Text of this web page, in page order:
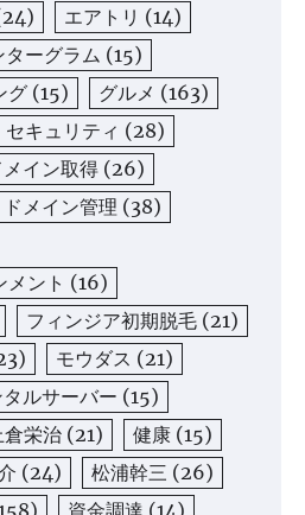
エアトリ (14)
ターグラム (15)
グ (15) グルメ (163)
セキュリティ (28)
メイン取得 (26)
ドメイン管理 (38)
メント (16)
フィンジア初期脱毛 (21)
モウダス (21)
タルサーバー (15)
倉栄治 (21) 健康 (15)
(24) 松浦幹三 (26)